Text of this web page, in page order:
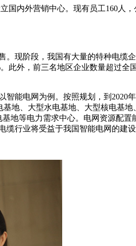
国内外营销中心。现有员工160人
。现阶段，我国有大量的特种电缆
此外，前三名地区企业数量超过全
能电网为例。按照规划，到2020
地、大型水电基地、大型核电基地
地等电力需求中心。电网资源配置
行业将受益于我国智能电网的建设